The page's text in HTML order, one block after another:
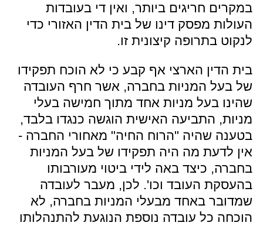
במקרים חריגים ביותר, ואין די בעובדות
העולות מפסק דינו של בית הדין האזורי כדי
לנקוט בתרופה קיצונית זו.
בית הדין הארצי אף קבע כי לא הוכח תפקידו
של בעל המניות בחברה, אשר חרף העובדה
שהינו בעל מניות אחד מתוך חמישה בעלי
מניות, התביעה האישית הוגשה כנגדו בלבד,
בטענה שהיה "הרוח החיה" מאחורי החברה -
אין לדעת מה היה תפקידו של בעל המניות
בחברה, כיצד באה לידי ביטוי מעורבותו
בהעסקת העובד וכו'. לכן, מעבר לעובדה
שמדובר באחד מבעלי המניות בחברה, לא
הוכחה כל עובדה נוספת הנוגעת להתנהלותו